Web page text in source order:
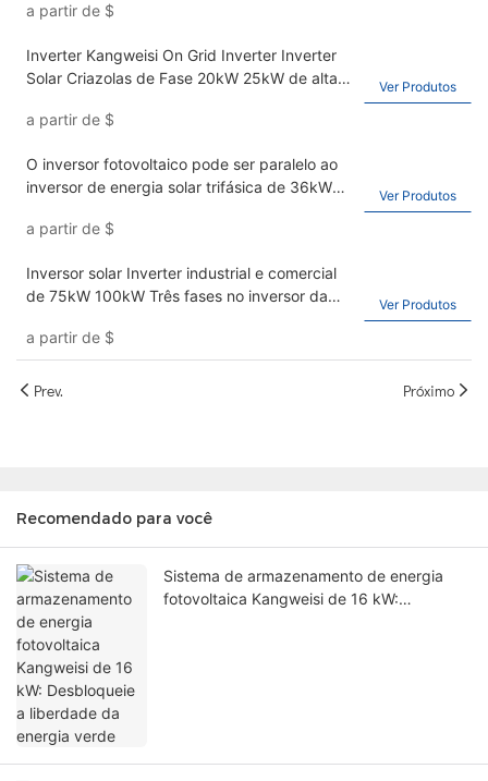
a partir de $
Inverter Kangweisi On Grid Inverter Inverter
Solar Criazolas de Fase 20kW 25kW de alta
a partir de $
Ver Produtos
O inversor fotovoltaico pode ser paralelo ao
inversor de energia solar trifásica de 36kW
a partir de $
Ver Produtos
Inversor solar Inverter industrial e comercial
de 75kW 100kW Três fases no inversor da
a partir de $
Ver Produtos
Prev. Próximo
Recomendado para você
Sistema de armazenamento de energia
fotovoltaica Kangweisi de 16 kW: